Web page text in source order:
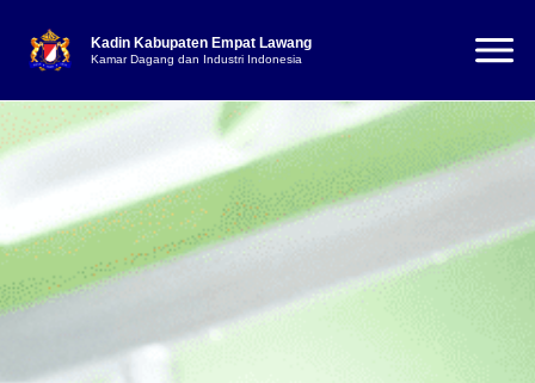
Kadin Kabupaten Empat Lawang
Kamar Dagang dan Industri Indonesia